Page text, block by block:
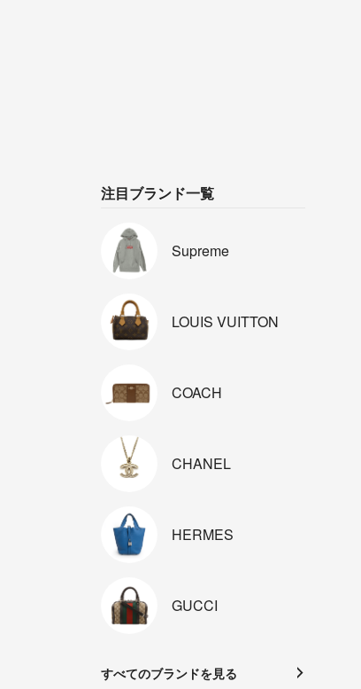
注目ブランド一覧
Supreme
LOUIS VUITTON
COACH
CHANEL
HERMES
GUCCI
すべてのブランドを見る